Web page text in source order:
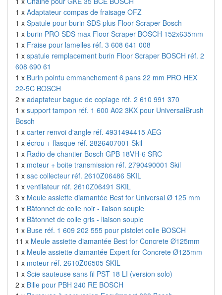
1 x Adaptateur compas de fraisage OFZ
1 x Spatule pour burin SDS plus Floor Scraper Bosch
1 x burin PRO SDS max Floor Scraper BOSCH 152x635mm
1 x Fraise pour lamelles réf. 3 608 641 008
1 x spatule remplacement burin Floor Scraper BOSCH réf. 2
608 690 61
1 x Burin pointu emmanchement 6 pans 22 mm PRO HEX
22-5C BOSCH
2 x adaptateur bague de copiage réf. 2 610 991 370
1 x support tampon réf. 1 600 A02 3KX pour UniversalBrush
Bosch
1 x carter renvoi d'angle réf. 4931494415 AEG
1 x écrou + flasque réf. 2826407001 Skil
1 x Radio de chantier Bosch GPB 18VH-6 SRC
1 x moteur + boite transmission réf. 2790490001 Skil
1 x sac collecteur réf. 2610Z06486 SKIL
1 x ventilateur réf. 2610Z06491 SKIL
3 x Meule assiette diamantée Best for Universal Ø 125 mm
1 x Bâtonnet de colle noir - liaison souple
1 x Bâtonnet de colle gris - liaison souple
1 x Buse réf. 1 609 202 555 pour pistolet colle BOSCH
11 x Meule assiette diamantée Best for Concrete Ø125mm
1 x Meule assiette diamantée Expert for Concrete Ø125mm
1 x moteur réf. 2610Z06505 SKIL
1 x Scie sauteuse sans fil PST 18 LI (version solo)
2 x Bille pour PBH 240 RE BOSCH